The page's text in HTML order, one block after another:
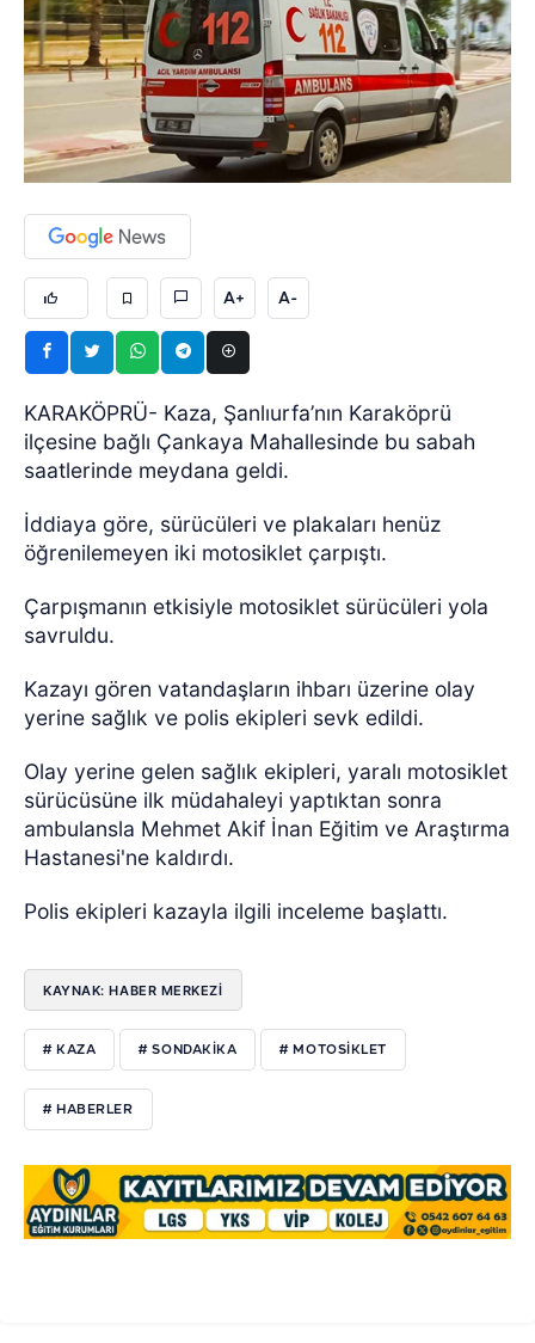
A+ A-
KARAKÖPRÜ- Kaza, Şanlıurfa’nın Karaköprü
ilçesine bağlı Çankaya Mahallesinde bu sabah
saatlerinde meydana geldi.
İddiaya göre, sürücüleri ve plakaları henüz
öğrenilemeyen iki motosiklet çarpıştı.
Çarpışmanın etkisiyle motosiklet sürücüleri yola
savruldu.
Kazayı gören vatandaşların ihbarı üzerine olay
yerine sağlık ve polis ekipleri sevk edildi.
Olay yerine gelen sağlık ekipleri, yaralı motosiklet
sürücüsüne ilk müdahaleyi yaptıktan sonra
ambulansla Mehmet Akif İnan Eğitim ve Araştırma
Hastanesi'ne kaldırdı.
Polis ekipleri kazayla ilgili inceleme başlattı.
KAYNAK: HABER MERKEZI
# KAZA # SONDAKİKA # MOTOSİKLET
# HABERLER